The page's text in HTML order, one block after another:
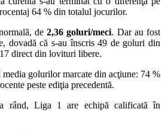
64 % din totalul jocurilor.
de2,36 goluri/meci. Dar au fost
dovadă că s-au înscris 49 de goluri din
direct din lovituri libere.
golurilor marcate din acţiune: 74 %
peste ediţia precedentă.
rând, Liga 1 are echipă calificată în